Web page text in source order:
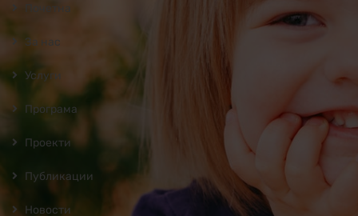
Почетна
За нас
Услуги
Програмa
Проекти
Публикации
Новости